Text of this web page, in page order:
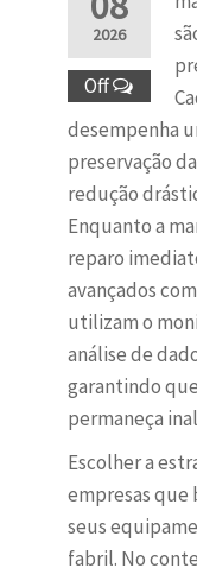
2026
Off
desempenha
preservação
redução
Enquanto a
reparo
avançados
utilizam o
análise de
garantindo
permaneça
Escolher a
empresas que
seus
fabril. No